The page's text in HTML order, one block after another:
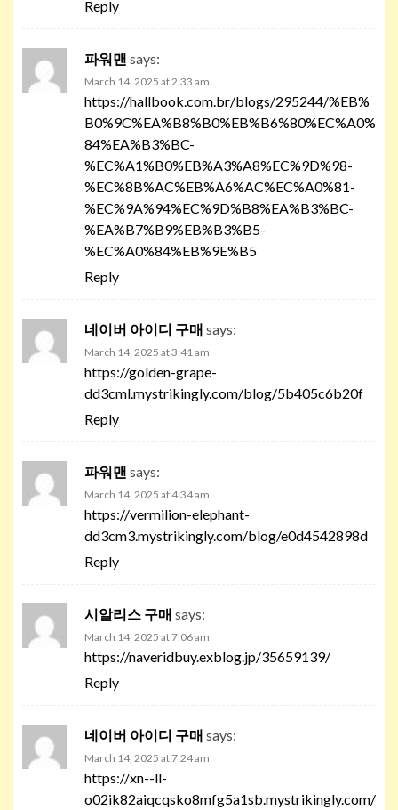
Reply
파워맨 says:
March 14, 2025 at 2:33 am
https://hallbook.com.br/blogs/295244/%EB%
B0%9C%EA%B8%B0%EB%B6%80%EC%A0%
84%EA%B3%BC-
%EC%A1%B0%EB%A3%A8%EC%9D%98-
%EC%8B%AC%EB%A6%AC%EC%A0%81-
%EC%9A%94%EC%9D%B8%EA%B3%BC-
%EA%B7%B9%EB%B3%B5-
%EC%A0%84%EB%9E%B5
Reply
네이버 아이디 구매 says:
March 14, 2025 at 3:41 am
https://golden-grape-
dd3cml.mystrikingly.com/blog/5b405c6b20f
Reply
파워맨 says:
March 14, 2025 at 4:34 am
https://vermilion-elephant-
dd3cm3.mystrikingly.com/blog/e0d4542898d
Reply
시알리스 구매 says:
March 14, 2025 at 7:06 am
https://naveridbuy.exblog.jp/35659139/
Reply
네이버 아이디 구매 says:
March 14, 2025 at 7:24 am
https://xn--ll-
o02ik82aiqcqsko8mfg5a1sb.mystrikingly.com/